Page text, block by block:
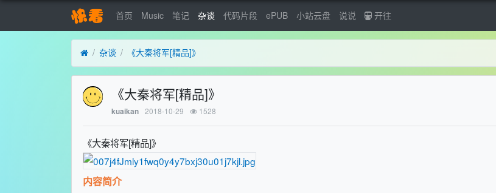
首页 Music 笔记 杂谈 代码片段 ePUB 小站云盘 说说 开往
杂谈 《大秦将军[精品]》
《大秦将军[精品]》
kuaikan 2018-10-29 1528
《大秦将军[精品]》
内容简介